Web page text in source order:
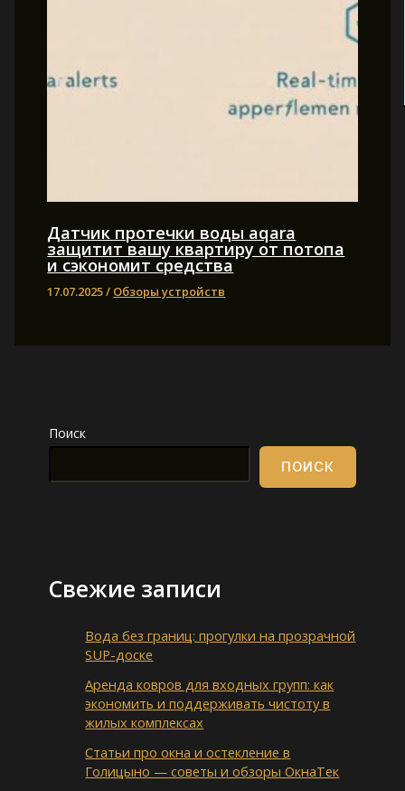
Датчик протечки воды aqara
защитит вашу квартиру от потопа
и сэкономит средства
17.07.2025/ Обзоры устройств
Поиск
ПОИСК
Свежие записи
Вода без границ: прогулки на прозрачной
SUP-доске
Аренда ковров для входных групп: как
экономить и поддерживать чистоту в
жилых комплексах
Статьи про окна и остекление в
Голицыно — советы и обзоры ОкнаТек